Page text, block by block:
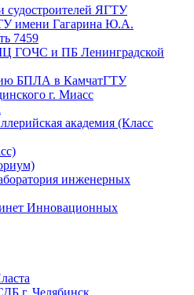
судостроителей ЯГТУ
имени Гагарина Ю.А.
7459
и ПБ Ленинградской
БПЛА в КамчатГТУ
г. Миасс
академия (Класс
инженерных
Инновационных
г. Челябинск